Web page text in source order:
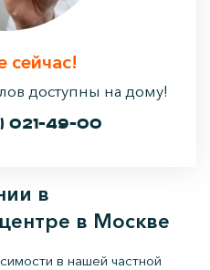
сейчас!
доступны на дому!
021-49-00
в
в Москве
в нашей частной